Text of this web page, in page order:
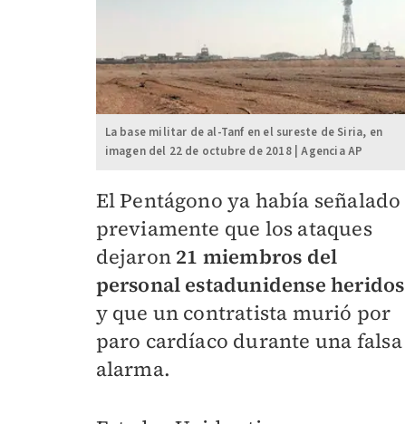
La base militar de al-Tanf en el sureste de Siria, en
imagen del 22 de octubre de 2018 | Agencia AP
El Pentágono ya había señalado
previamente que los ataques
dejaron 21 miembros del
personal estadunidense heridos
y que un contratista murió por
paro cardíaco durante una falsa
alarma.